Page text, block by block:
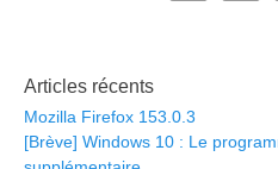
Articles récents
Mozilla Firefox 153.0.3
[Brève] Windows 10 : Le